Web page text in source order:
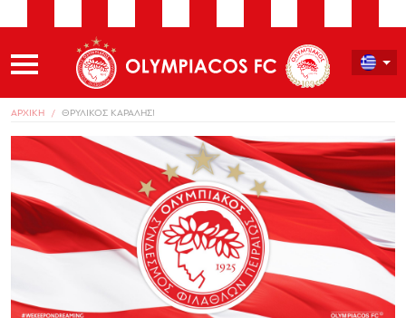
ΑΡΧΙΚΗ ΘΡΥΛΙΚΟΣ ΚΑΡΑΛΗΣ!